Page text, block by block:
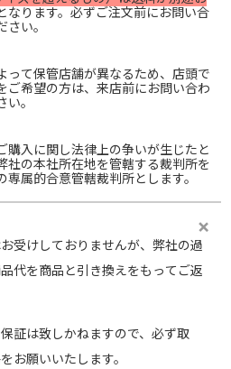
なります。必ずご注文前にお問い合
い。
って保管店舗が異なるため、店頭で
ご希望の方は、来店前にお問い合わ
。
購入に関し法律上の争いが生じたと
社の本社所在地を管轄する裁判所を
専属的合意管轄裁判所とします。
受けしておりませんが、弊社の過
代を商品と引き換えをもってご返
証は致しかねますので、必ず取
お願いいたします。